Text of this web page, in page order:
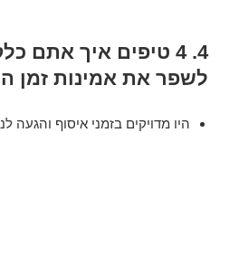
4. 4 טיפים איך אתם
לשפר את אמינות זמן
היו מדויקים בזמני איסוף והגעה